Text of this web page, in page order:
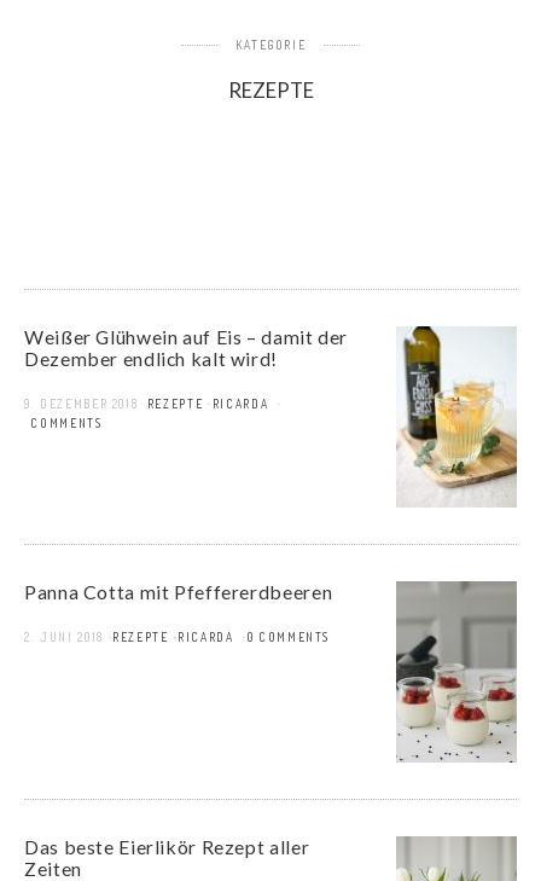
KATEGORIE
REZEPTE
Weißer Glühwein auf Eis – damit der
Dezember endlich kalt wird!
9. DEZEMBER 2018 REZEPTE
RICARDA
8 COMMENTS
Panna Cotta mit Pfeffererdbeeren
2. JUNI 2018 REZEPTE RICARDA 0 COMMENTS
Das beste Eierlikör Rezept aller
Zeiten